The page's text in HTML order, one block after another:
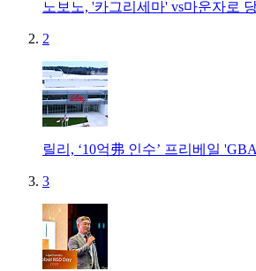
노보노, '카그리세마' vs마운자로
2
릴리, ‘10억弗 인수’ 프리베일
3